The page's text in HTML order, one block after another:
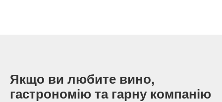
Якщо ви любите вино,
гастрономію та гарну компанію